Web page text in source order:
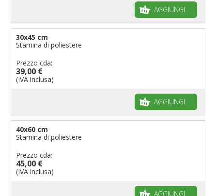
AGGIUNGI
30x45 cm
Stamina di poliestere
Prezzo cda:
39,00 €
(IVA inclusa)
AGGIUNGI
40x60 cm
Stamina di poliestere
Prezzo cda:
45,00 €
(IVA inclusa)
AGGIUNGI